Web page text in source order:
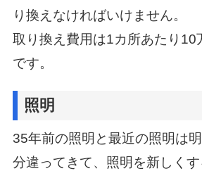
り換えなければいけません。
取り換え費用は1カ所あたり10
です。
照明
35年前の照明と最近の照明は
分違ってきて、 照明を新しく